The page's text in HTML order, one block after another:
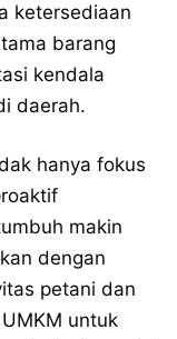
ketersediaan
barang
kendala
daerah.
hanya fokus
makin
dengan
petani dan
untuk